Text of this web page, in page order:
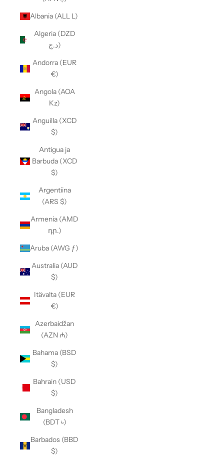
Albania (ALL L)
Algeria (DZD
د.ج)
Andorra (EUR
€)
Angola (AOA
Kz)
Anguilla (XCD
$)
Antigua ja
Barbuda (XCD
$)
Argentiina
(ARS $)
Armenia (AMD
դր.)
Aruba (AWG ƒ)
Australia (AUD
$)
Itävalta (EUR
€)
Azerbaidžan
(AZN ₼)
Bahama (BSD
$)
Bahrain (USD
$)
Bangladesh
(BDT ৳)
Barbados (BBD
$)